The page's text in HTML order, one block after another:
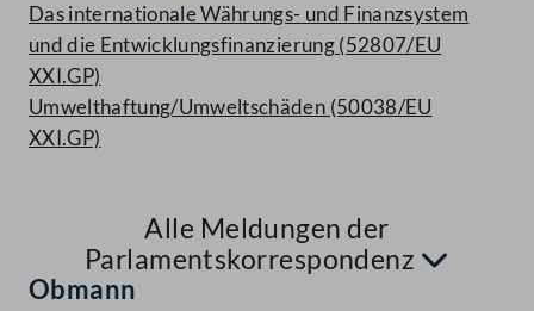
Das internationale Währungs- und Finanzsystem
und die Entwicklungsfinanzierung (52807/EU
XXI.GP)
Umwelthaftung/Umweltschäden (50038/EU
XXI.GP)
Alle Meldungen der
Parlamentskorrespondenz
Obmann